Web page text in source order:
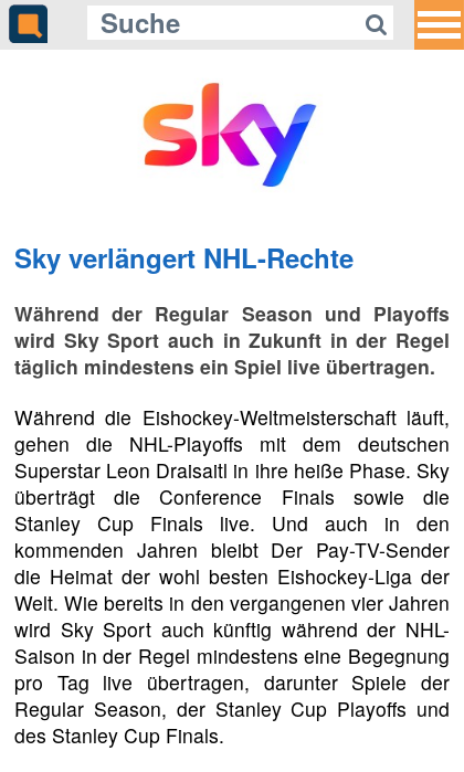
Sky verlängert NHL-Rechte
Während der Regular Season und Playoffs
wird Sky Sport auch in Zukunft in der Regel
täglich mindestens ein Spiel live übertragen.
Während die Eishockey-Weltmeisterschaft läuft,
gehen die NHL-Playoffs mit dem deutschen
Superstar Leon Draisaitl in ihre heiße Phase. Sky
überträgt die Conference Finals sowie die
Stanley Cup Finals live. Und auch in den
kommenden Jahren bleibt Der Pay-TV-Sender
die Heimat der wohl besten Eishockey-Liga der
Welt. Wie bereits in den vergangenen vier Jahren
wird Sky Sport auch künftig während der NHL-
Saison in der Regel mindestens eine Begegnung
pro Tag live übertragen, darunter Spiele der
Regular Season, der Stanley Cup Playoffs und
des Stanley Cup Finals.